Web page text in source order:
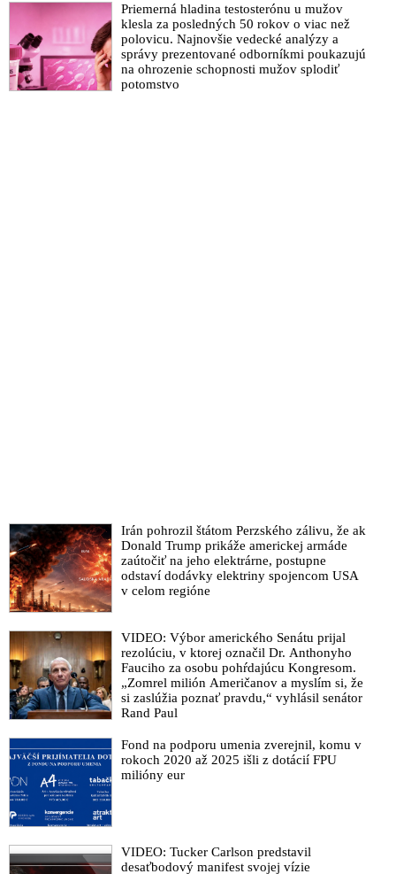
Priemerná hladina testosterónu u mužov
klesla za posledných 50 rokov o viac než
polovicu. Najnovšie vedecké analýzy a
správy prezentované odborníkmi poukazujú
na ohrozenie schopnosti mužov splodiť
potomstvo
Irán pohrozil štátom Perzského zálivu, že ak
Donald Trump prikáže americkej armáde
zaútočiť na jeho elektrárne, postupne
odstaví dodávky elektriny spojencom USA
v celom regióne
VIDEO: Výbor amerického Senátu prijal
rezolúciu, v ktorej označil Dr. Anthonyho
Fauciho za osobu pohŕdajúcu Kongresom.
„Zomrel milión Američanov a myslím si, že
si zaslúžia poznať pravdu,“ vyhlásil senátor
Rand Paul
Fond na podporu umenia zverejnil, komu v
rokoch 2020 až 2025 išli z dotácií FPU
milióny eur
VIDEO: Tucker Carlson predstavil
desaťbodový manifest svojej vízie